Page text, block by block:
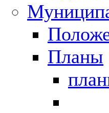
Планы